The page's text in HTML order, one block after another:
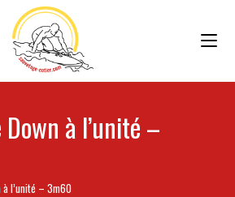
à l’unité –
l’unité – 3m60